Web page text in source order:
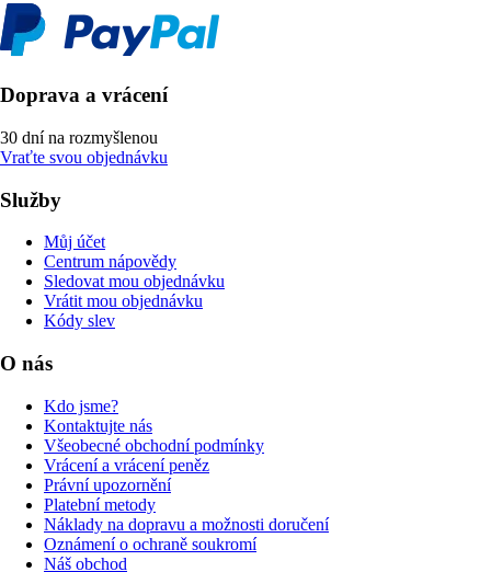
Doprava a vrácení
30 dní na rozmyšlenou
Vraťte svou objednávku
Služby
Můj účet
Centrum nápovědy
Sledovat mou objednávku
Vrátit mou objednávku
Kódy slev
O nás
Kdo jsme?
Kontaktujte nás
Všeobecné obchodní podmínky
Vrácení a vrácení peněz
Právní upozornění
Platební metody
Náklady na dopravu a možnosti doručení
Oznámení o ochraně soukromí
Náš obchod